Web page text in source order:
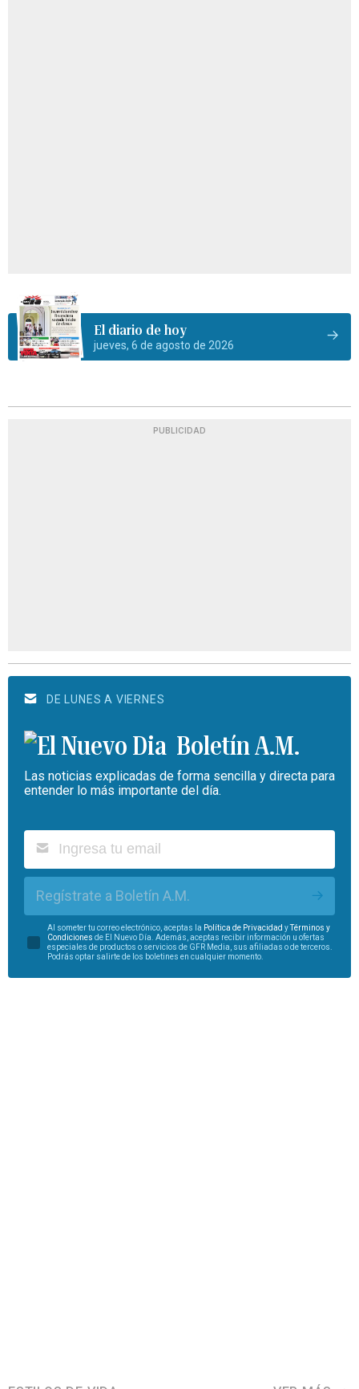
El diario de hoy
jueves, 6 de agosto de 2026
PUBLICIDAD
DE LUNES A VIERNES
Boletín A.M.
Las noticias explicadas de forma sencilla y directa para
entender lo más importante del día.
Regístrate a Boletín A.M.
Al someter tu correo electrónico, aceptas la Política de Privacidad yTérminos y
Condiciones de El Nuevo Día. Además, aceptas recibir información u ofertas
especiales de productos o servicios de GFR Media, sus afiliadas o de terceros.
Podrás optar salirte de los boletines en cualquier momento.